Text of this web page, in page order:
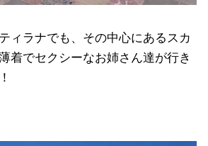
ィラナでも、その中心にあるスカ
着でセクシーなお姉さん達が行き